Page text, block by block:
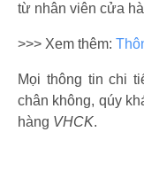
từ nhân viên cửa
>>> Xem thêm:
Mọi thông tin chi
chân không, qúy
hàng VHCK.